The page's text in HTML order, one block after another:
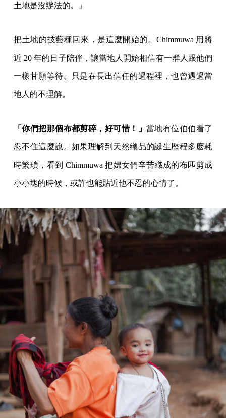
土地是沒辦法的。」
把土地的技藝種回來，是這麼開始的。Chimmuwa 用將
近 20 年的日子陪伴，讓當地人開始相信有一群人跟他們
一樣甘願等待。只是在長出信任的過程裡，也曾遇過當
地人的不理解。
「你們把那個布都剪碎，好可惜！」 當地有位伯伯看了
忍不住這麼說。如果理解到天然織品的誕生歷程多麽耗
時繁瑣，看到 Chimmuwa 把婦女們辛苦織成的布匹剪成
小小塊的時候，或許也能貼近他不忍的心情了。